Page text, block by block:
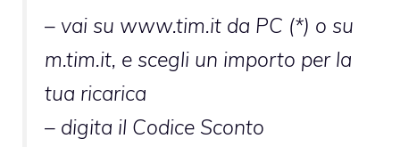
– vai su www.tim.it da PC (*) o su
m.tim.it, e scegli un importo per la
tua ricarica
– digita il Codice Sconto